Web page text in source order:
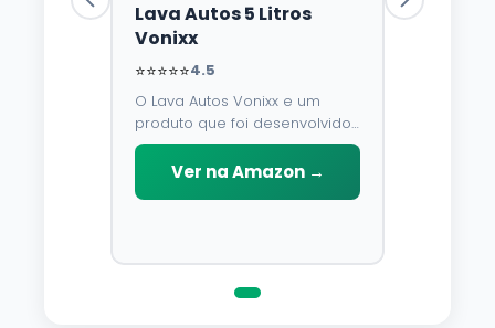
Lava Autos 5 Litros
Vonixx
⭐⭐⭐⭐⭐4.5
O Lava Autos Vonixx e um
produto que foi desenvolvido
para limpar, proteger e
conservar a lataria do veiculo.
Por possuir pH neutro, pode
Ver na Amazon →